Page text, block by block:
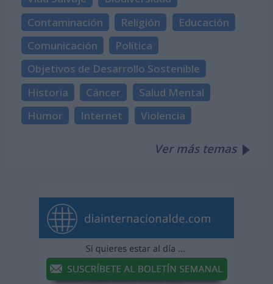
Contaminación
Religión
Educación
Comunicación
Política
Objetivos de Desarrollo Sostenible
Historia
Cáncer
Salud Mental
Humor
Internet Violencia
Ver más temas